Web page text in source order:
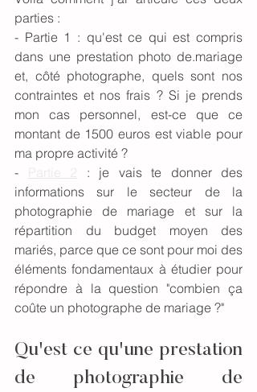
parties :
- Partie 1 : qu'est ce qui est compris
dans une prestation photo de.mariage
et, côté photographe, quels sont nos
contraintes et nos frais ? Si je prends
mon cas personnel, est-ce que ce
montant de 1500 euros est viable pour
ma propre activité ?
-
: je vais te donner des
informations sur le secteur de la
photographie de mariage et sur la
répartition du budget moyen des
mariés, parce que ce sont pour moi des
éléments fondamentaux à étudier pour
répondre à la question "combien ça
coûte un photographe de mariage ?"
Qu'est ce qu'une prestation
de photographie de